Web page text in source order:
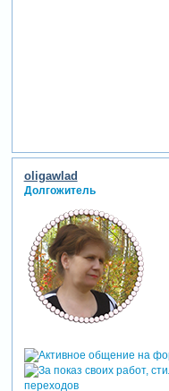
oligawlad
Долгожитель